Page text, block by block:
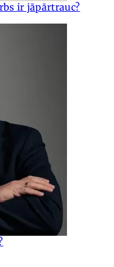
ir jāpārtrauc?